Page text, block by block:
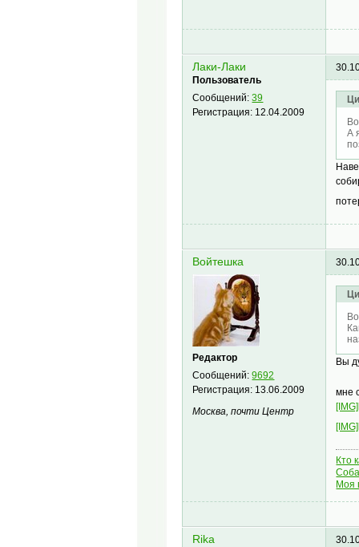
Лаки-Лаки
Пользователь
Сообщений:39
Регистрация: 12.04.2009
А
Войтешка
Редактор
Сообщений:9692
Регистрация: 13.06.2009
Москва, почти Центр
Вы
мне
Кто
Моя
Rika